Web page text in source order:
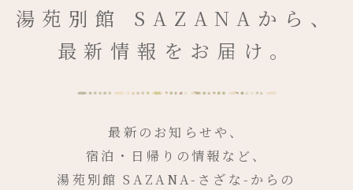
湯苑別館 SAZANAから、
最新情報をお届け。
最新のお知らせや、
宿泊・日帰りの情報など、
湯苑別館 SAZANA-さざな-からの